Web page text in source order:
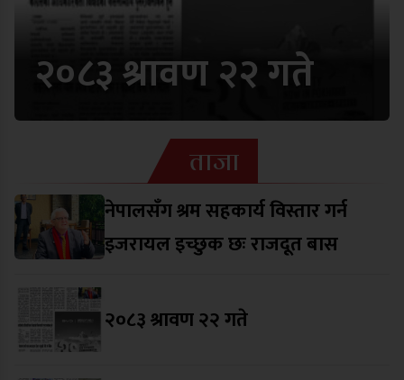
२०८३ श्रावण २२ गते
ताजा
नेपालसँग श्रम सहकार्य विस्तार गर्न
इजरायल इच्छुक छः राजदूत बास
२०८३ श्रावण २२ गते